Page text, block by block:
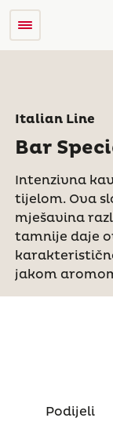
Italian Line
Bar
Intenzivna
tijelom. Ova
mješavina
tamnije daje
jakom
Podijeli